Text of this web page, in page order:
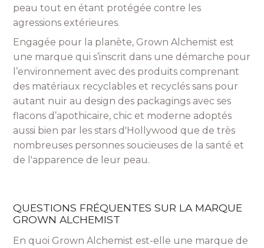
peau tout en étant protégée contre les
agressions extérieures.
Engagée pour la planète, Grown Alchemist est
une marque qui s’inscrit dans une démarche pour
l’environnement avec des produits comprenant
des matériaux recyclables et recyclés sans pour
autant nuir au design des packagings avec ses
flacons d’apothicaire, chic et moderne adoptés
aussi bien par les stars d'Hollywood que de très
nombreuses personnes soucieuses de la santé et
de l'apparence de leur peau.
QUESTIONS FRÉQUENTES SUR LA MARQUE
GROWN ALCHEMIST
En quoi Grown Alchemist est-elle une marque de